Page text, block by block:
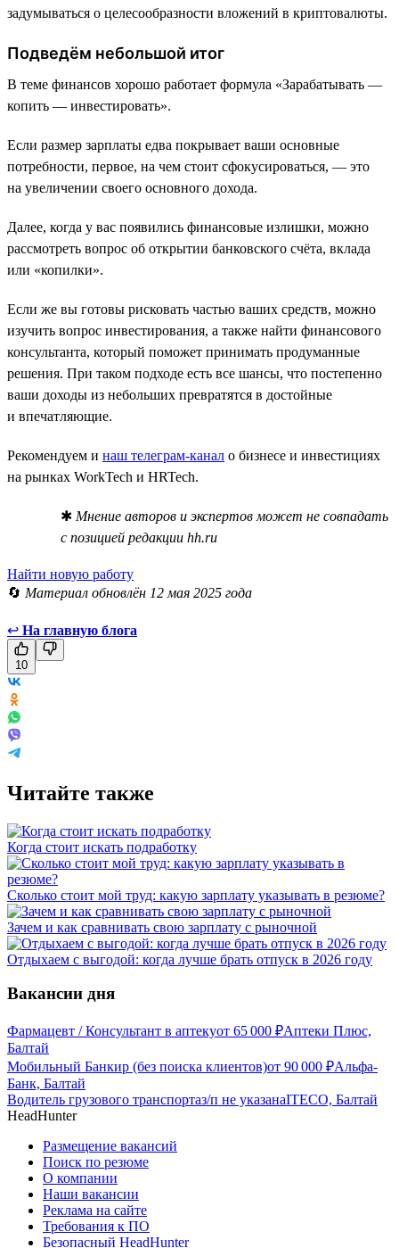
задумываться о целесообразности вложений в криптовалюты.
Подведём небольшой итог
В теме финансов хорошо работает формула «Зарабатывать —
копить — инвестировать».
Если размер зарплаты едва покрывает ваши основные
потребности, первое, на чем стоит сфокусироваться, — это
на увеличении своего основного дохода.
Далее, когда у вас появились финансовые излишки, можно
рассмотреть вопрос об открытии банковского счёта, вклада
или «копилки».
Если же вы готовы рисковать частью ваших средств, можно
изучить вопрос инвестирования, а также найти финансового
консультанта, который поможет принимать продуманные
решения. При таком подходе есть все шансы, что постепенно
ваши доходы из небольших превратятся в достойные
и впечатляющие.
Рекомендуем и наш телеграм-канал о бизнесе и инвестициях
на рынках WorkTech и HRTech.
✱ Мнение авторов и экспертов может не совпадать
с позицией редакции hh.ru
Найти новую работу
🔄 Материал обновлён 12 мая 2025 года
↩ На главную блога
10
Читайте также
Когда стоит искать подработку
Сколько стоит мой труд: какую зарплату указывать в резюме?
Зачем и как сравнивать свою зарплату с рыночной
Отдыхаем с выгодой: когда лучше брать отпуск в 2026 году
Вакансии дня
Фармацевт / Консультант в аптекуот 65 000 ₽Аптеки Плюс,
Балтай
Мобильный Банкир (без поиска клиентов)от 90 000 ₽Альфа-
Банк, Балтай
Водитель грузового транспортаз/п не указанаITECO, Балтай
HeadHunter
Размещение вакансий
Поиск по резюме
О компании
Наши вакансии
Реклама на сайте
Требования к ПО
Безопасный HeadHunter